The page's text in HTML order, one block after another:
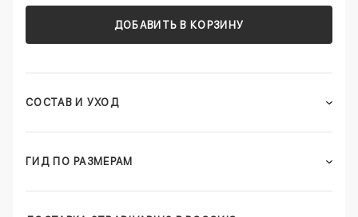
ДОБАВИТЬ В КОРЗИНУ
СОСТАВ И УХОД
ГИД ПО РАЗМЕРАМ